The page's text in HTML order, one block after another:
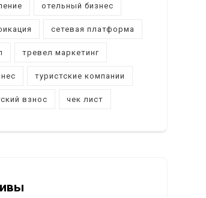
отельный бизнес
сетевая платформа
тревел маркетинг
туристские компании
взнос чек лист